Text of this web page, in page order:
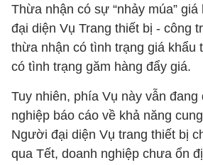
Thừa nhận có sự “nhảy múa”
đại diện Vụ Trang thiết bị - công
thừa nhận có tình trạng giá khẩu
có tình trạng găm hàng đẩy giá.
Tuy nhiên, phía Vụ này vẫn đang
nghiệp báo cáo về khả năng
Người đại diện Vụ trang thiết bị
qua Tết, doanh nghiệp chưa ổn